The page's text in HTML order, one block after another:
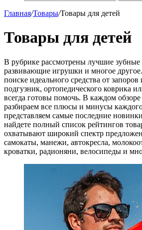
Главная/Товары/Товары для детей
Товары для детей
В рубрике рассмотрены лучшие
развивающие игрушки и многое
поиске идеального средства от
подгузник, ортопедического коврика
всегда готовы помочь. В каждом
разбираем все плюсы и минусы
представляем самые последние
найдете полный список рейтингов
охватывают широкий спектр
самокаты, манежи, автокресла,
кроватки, радионяни, велосипеды и